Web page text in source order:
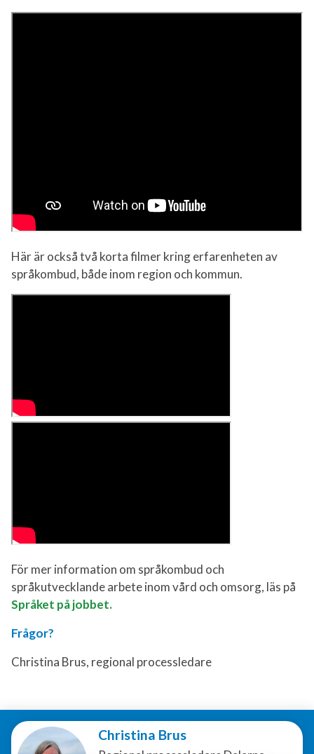
Här är också två korta filmer kring erfarenheten av
språkombud, både inom region och kommun.
För mer information om språkombud och
språkutvecklande arbete inom vård och omsorg, läs på
Språket på jobbet.
Frågor?
Christina Brus, regional processledare
Christina Brus